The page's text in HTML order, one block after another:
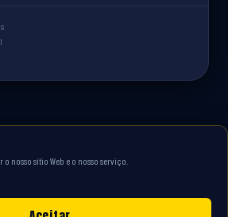
nosso sítio Web e o nosso serviço.